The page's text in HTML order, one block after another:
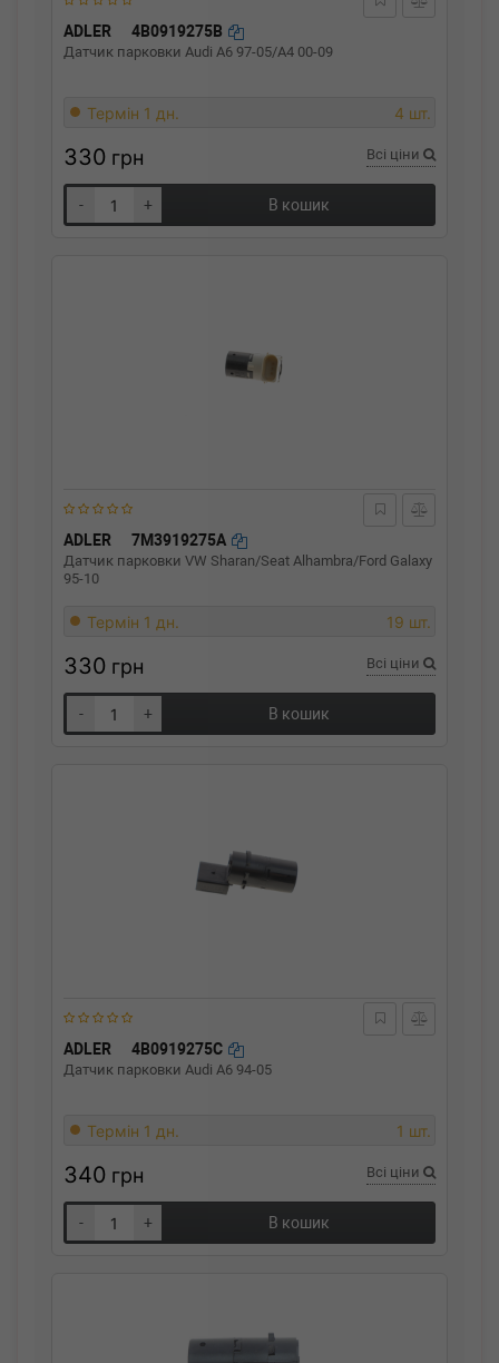
ADLER 4B0919275B
Датчик парковки Audi A6 97-05/A4 00-09
Термін 1 дн. 4 шт.
330 грн Всі ціни
- + В кошик
ADLER 7M3919275A
Датчик парковки VW Sharan/Seat Alhambra/Ford Galaxy
95-10
Термін 1 дн. 19 шт.
330 грн Всі ціни
- + В кошик
ADLER 4B0919275C
Датчик парковки Audi A6 94-05
Термін 1 дн. 1 шт.
340 грн Всі ціни
- + В кошик